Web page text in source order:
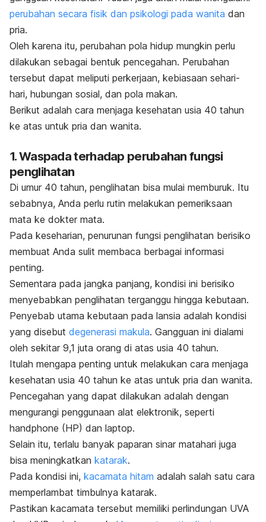
perubahan secara fisik dan psikologi pada wanita dan
pria.
Oleh karena itu, perubahan pola hidup mungkin perlu
dilakukan sebagai bentuk pencegahan. Perubahan
tersebut dapat meliputi perkerjaan, kebiasaan sehari-
hari, hubungan sosial, dan pola makan.
Berikut adalah cara menjaga kesehatan usia 40 tahun
ke atas untuk pria dan wanita.
1. Waspada terhadap perubahan fungsi
penglihatan
Di umur 40 tahun, penglihatan bisa mulai memburuk. Itu
sebabnya, Anda perlu rutin melakukan pemeriksaan
mata ke dokter mata.
Pada keseharian, penurunan fungsi penglihatan berisiko
membuat Anda sulit membaca berbagai informasi
penting.
Sementara pada jangka panjang, kondisi ini berisiko
menyebabkan penglihatan terganggu hingga kebutaan.
Penyebab utama kebutaan pada lansia adalah kondisi
yang disebut degenerasi makula. Gangguan ini dialami
oleh sekitar 9,1 juta orang di atas usia 40 tahun.
Itulah mengapa penting untuk melakukan cara menjaga
kesehatan usia 40 tahun ke atas untuk pria dan wanita.
Pencegahan yang dapat dilakukan adalah dengan
mengurangi penggunaan alat elektronik, seperti
handphone (HP) dan laptop.
Selain itu, terlalu banyak paparan sinar matahari juga
bisa meningkatkan katarak.
Pada kondisi ini, kacamata hitam adalah salah satu cara
memperlambat timbulnya katarak.
Pastikan kacamata tersebut memiliki perlindungan UVA